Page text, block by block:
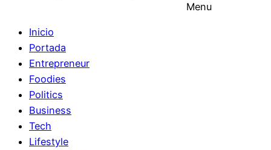
Menu
Inicio
Portada
Entrepreneur
Foodies
Politics
Business
Tech
Lifestyle